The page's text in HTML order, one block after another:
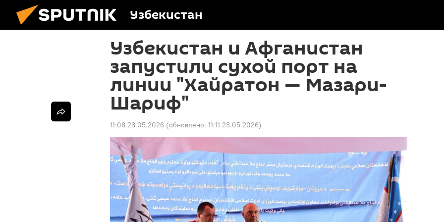
Узбекистан
Узбекистан и Афганистан
запустили сухой порт на
линии "Хайратон — Мазари-
Шариф"
11:08 23.05.2026 (обновлено: 11:11 23.05.2026)